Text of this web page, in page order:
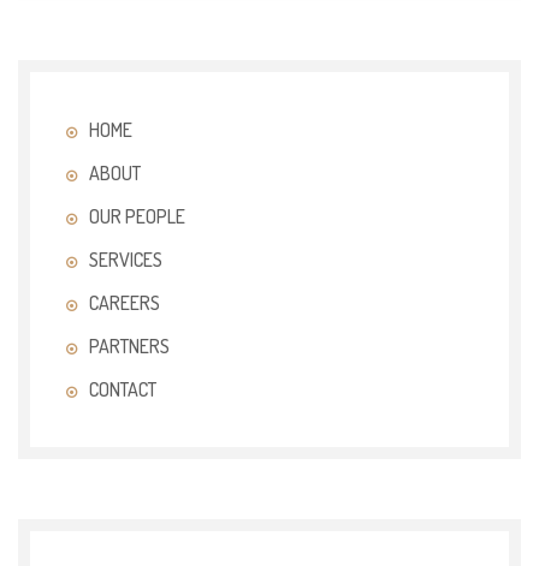
HOME
ABOUT
OUR PEOPLE
SERVICES
CAREERS
PARTNERS
CONTACT